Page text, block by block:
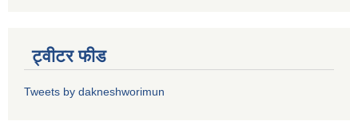
ट्वीटर फीड
Tweets by dakneshworimun